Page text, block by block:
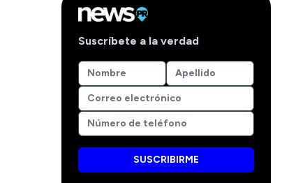
Suscríbete a la verdad
SUSCRIBIRME